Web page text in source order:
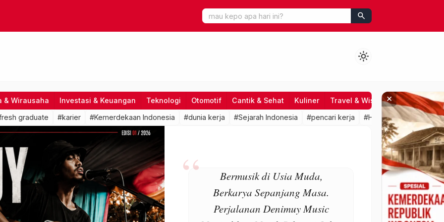
search
light_mode
& Wirausaha Investasi & Keuangan Teknologi Otomotif Cantik & Sehat Kuliner Travel & Wisata Hiburan
graduate #karier #Kemerdekaan Indonesia #dunia kerja #Sejarah Indonesia #pencari kerja #HRD #lowongan
Bermusik di Usia Muda,
Berkarya Sepanjang Masa.
Perjalanan Denimuy Music
×